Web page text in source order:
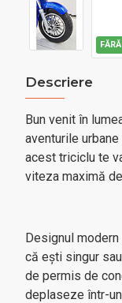
Descriere
Bun venit în
aventurile
acest triciclu te
viteza maximă de
Designul
că ești singur
de permis de
deplaseze într-